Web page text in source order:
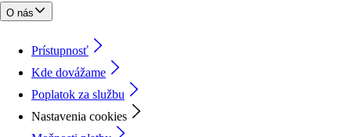
O nás
Prístupnosť
Kde dovážame
Poplatok za službu
Nastavenia cookies